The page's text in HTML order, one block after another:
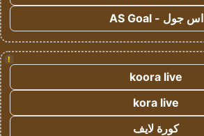
اس جول - AS Goal
!
koora live
kora live
كورة لايف